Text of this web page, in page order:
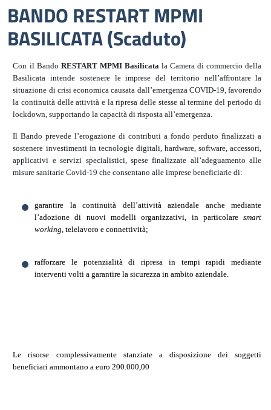
BANDO RESTART MPMI
BASILICATA (Scaduto)
Con il Bando RESTART MPMI Basilicata la Camera di commercio della
Basilicata intende sostenere le imprese del territorio nell’affrontare la
situazione di crisi economica causata dall’emergenza COVID-19, favorendo
la continuità delle attività e la ripresa delle stesse al termine del periodo di
lockdown, supportando la capacità di risposta all’emergenza.
Il Bando prevede l’erogazione di contributi a fondo perduto finalizzati a
sostenere investimenti in tecnologie digitali, hardware, software, accessori,
applicativi e servizi specialistici, spese finalizzate all’adeguamento alle
misure sanitarie Covid-19 che consentano alle imprese beneficiarie di:
garantire la continuità dell’attività aziendale anche mediante
l’adozione di nuovi modelli organizzativi, in particolaresmart
working , telelavoro e connettività;
rafforzare le potenzialità di ripresa in tempi rapidi mediante
interventi volti a garantire la sicurezza in ambito aziendale.
Le risorse complessivamente stanziate a disposizione dei soggetti
beneficiari ammontano a euro 200.000,00